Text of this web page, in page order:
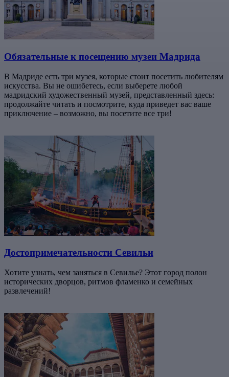
Обязательные к посещению музеи Мадрида
В Мадриде есть три музея, которые стоит посетить любителям
искусства. Вы не ошибетесь, если выберете любой
мадридский художественный музей, представленный здесь:
продолжайте читать и посмотрите, куда приведет вас ваше
приключение – возможно, вы посетите все три!
Достопримечательности Севильи
Хотите узнать, чем заняться в Севилье? Этот город полон
исторических дворцов, ритмов фламенко и семейных
развлечений!